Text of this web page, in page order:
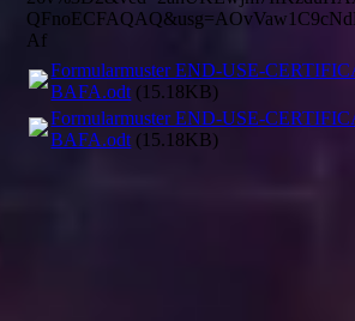
Af
Formularmuster END-USE-
BAFA.odt (15.18KB)
Formularmuster END-USE-
BAFA.odt (15.18KB)